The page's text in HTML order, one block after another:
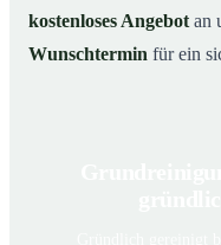
kostenloses Angebot an
Wunschtermin für ein